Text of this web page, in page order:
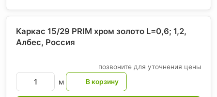
Каркас 15/29 PRIM хром золото L=0,6; 1,2,
Албес, Россия
позвоните для уточнения цены
м